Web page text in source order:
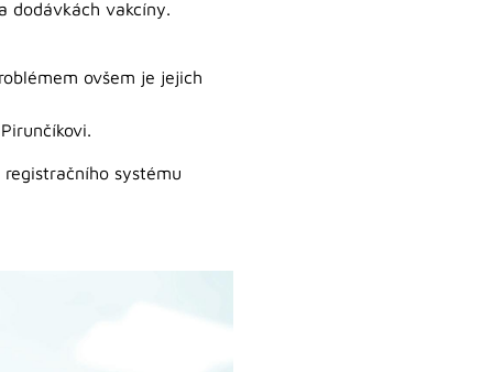
dodávkách vakcíny.
ovšem je jejich
systému